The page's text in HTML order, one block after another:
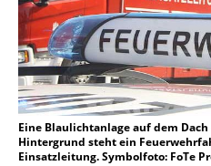
Eine Blaulichtanlage auf dem
Hintergrund steht ein
Einsatzleitung. Symbolfoto: FoTe